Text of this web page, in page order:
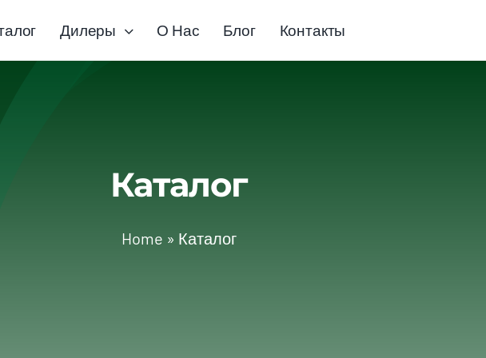
Дилеры О Нас Блог Контакты
Каталог
Home » Каталог